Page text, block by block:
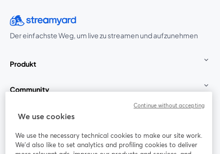
Der einfachste Weg, um live zu streamen und aufzunehmen
Produkt
Community
StreamYard für
Mitmachen
We use cookies
We use the necessary technical cookies to make our site work.
We'd also like to set analytics and profiling cookies to deliver
Continue without accepting